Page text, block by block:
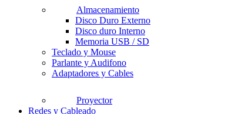
Almacenamiento
Disco Duro Externo
Disco duro Interno
Memoria USB / SD
Teclado y Mouse
Parlante y Audifono
Adaptadores y Cables
Proyector
Redes y Cableado